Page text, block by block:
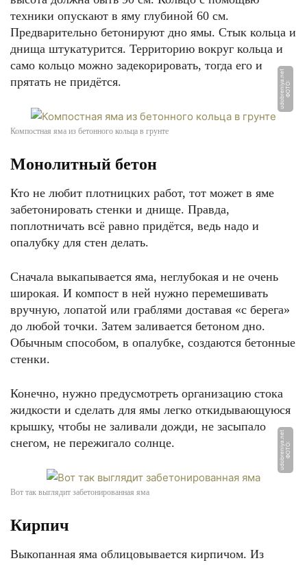
техники опускают в яму глубиной 60 см.
Предварительно бетонируют дно ямы. Стык кольца и
днища штукатурится. Территорию вокруг кольца и
само кольцо можно задекорировать, тогда его и
прятать не придётся.
Ф
О
Т
О:
u
d
o
b
r
e
ni
y
a.
n
e
t
Компостная яма из бетонного кольца в грунте
Монолитный бетон
Кто не любит плотницких работ, тот может в яме
забетонировать стенки и днище. Правда,
поплотничать всё равно придётся, ведь надо и
опалубку для стен делать.
Сначала выкапывается яма, неглубокая и не очень
широкая. И компост в ней нужно перемешивать
вручную, лопатой или граблями доставая «с берега»
до любой точки. Затем заливается бетоном дно.
Обычным способом, в опалубке, создаются бетонные
стенки.
Конечно, нужно предусмотреть организацию стока
жидкости и сделать для ямы легко откидывающуюся
крышку, чтобы не заливали дожди, не засыпало
снегом, не пережигало солнце.
Ф
О
Т
О:
u
d
o
b
r
e
ni
y
a.
n
e
t
Вот так выглядит забетонированная яма
Кирпич
Выкопанная яма облицовывается кирпичом. Из